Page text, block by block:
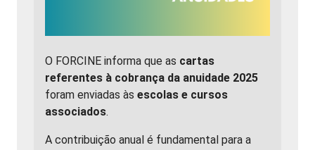
O FORCINE informa que as cartas
referentes à cobrança da anuidade 2025
foram enviadas às escolas e cursos
associados.
A contribuição anual é fundamental para a